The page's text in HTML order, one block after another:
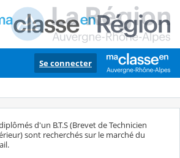
Se connecter
d'un B.T.S (Brevet de Technicien
sont recherchés sur le marché du